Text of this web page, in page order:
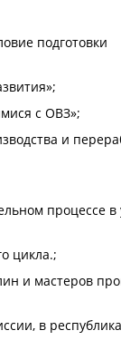
подготовки
с ОВЗ»;
и
процессе в
цикла.;
и мастеров
в